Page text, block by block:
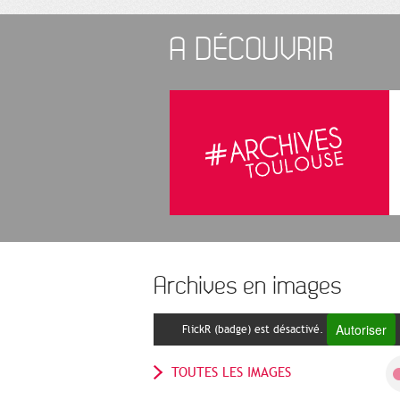
A DÉCOUVRIR
Archives en images
FlickR (badge) est désactivé. Autoriser
TOUTES LES IMAGES